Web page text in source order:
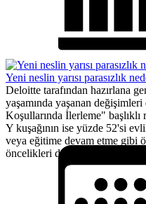
Yeni neslin yarısı parasızlık
Deloitte tarafından hazırlana
yaşamında yaşanan
Koşullarında İlerleme" başlıklı
Y kuşağının ise yüzde 52'si
veya eğitime devam etme gibi
öncelikleri doğrultusunda